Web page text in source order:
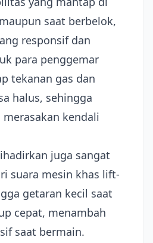
saat berbelok,
responsif dan
para penggemar
tekanan gas dan
halus, sehingga
kendali
juga sangat
suara mesin khas lift-
getaran kecil saat
cepat, menambah
saat bermain.